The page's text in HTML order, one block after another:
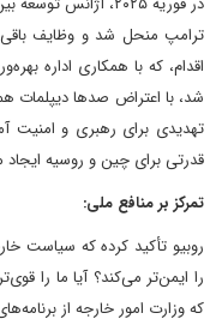
ترامپ منحل شد و وظایف
تهدیدی برای رهبری و امنیت
قدرتی برای چین و روسیه ایجاد
تمرکز بر منافع ملی:
روبیو تأکید کرده که سیاست
را ایمن‌تر می‌کند؟ آیا ما را
که وزارت امور خارجه از